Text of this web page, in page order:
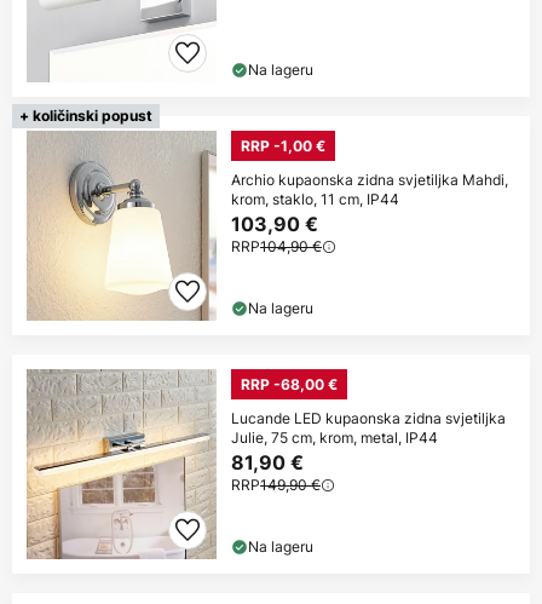
Na lageru
+ količinski popust
RRP -1,00 €
Archio kupaonska zidna svjetiljka Mahdi,
krom, staklo, 11 cm, IP44
103,90 €
RRP104,90 €
Na lageru
RRP -68,00 €
Lucande LED kupaonska zidna svjetiljka
Julie, 75 cm, krom, metal, IP44
81,90 €
RRP149,90 €
Na lageru